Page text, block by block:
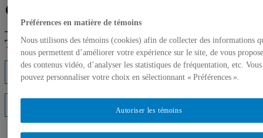
Facebook
Trouver un expert
Préférences en matière de témoins
Nous utilisons des témoins (cookies) afin de collecter des informations
nous permettent d’améliorer votre expérience sur le site, de vous
des contenus vidéo, d’analyser les statistiques de fréquentation, etc. Vous
pouvez personnaliser votre choix en sélectionnant « Préférences ».
Autoriser les témoins